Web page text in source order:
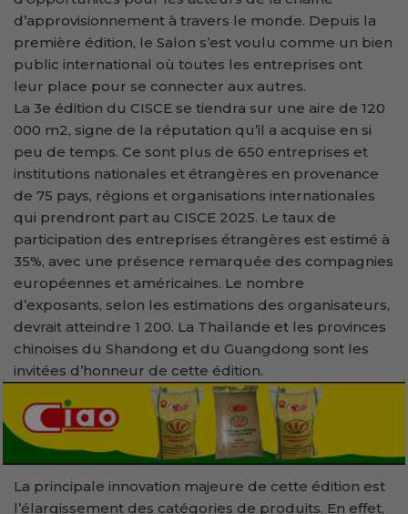
d’approvisionnement à travers le monde. Depuis la
première édition, le Salon s’est voulu comme un bien
public international où toutes les entreprises ont
leur place pour se connecter aux autres.
La 3e édition du CISCE se tiendra sur une aire de 120
000 m2, signe de la réputation qu’il a acquise en si
peu de temps. Ce sont plus de 650 entreprises et
institutions nationales et étrangères en provenance
de 75 pays, régions et organisations internationales
qui prendront part au CISCE 2025. Le taux de
participation des entreprises étrangères est estimé à
35%, avec une présence remarquée des compagnies
européennes et américaines. Le nombre
d’exposants, selon les estimations des organisateurs,
devrait atteindre 1 200. La Thaïlande et les provinces
chinoises du Shandong et du Guangdong sont les
invitées d’honneur de cette édition.
La principale innovation majeure de cette édition est
l’élargissement des catégories de produits. En effet,